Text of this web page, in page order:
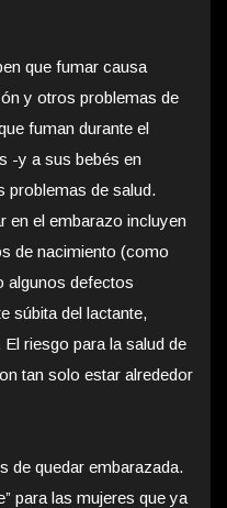
que fumar causa
y otros problemas de
fuman durante el
-y a sus bebés en
problemas de salud.
en el embarazo incluyen
de nacimiento (como
algunos defectos
súbita del lactante,
riesgo para la salud de
tan solo estar alrededor
de quedar embarazada.
para las mujeres que ya